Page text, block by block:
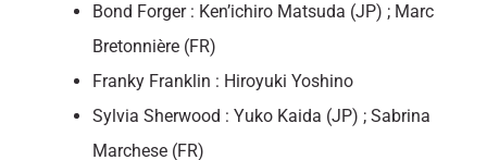
Bond Forger : Ken’ichiro Matsuda (JP) ; Marc
Bretonnière (FR)
Franky Franklin : Hiroyuki Yoshino
Sylvia Sherwood : Yuko Kaida (JP) ; Sabrina
Marchese (FR)